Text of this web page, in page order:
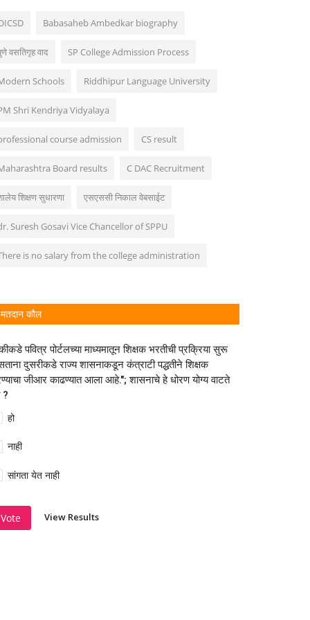
Babasaheb Ambedkar biography
वसतिगृह वाद SP College Admission Process
Schools Riddhipur Language University
Shri Kendriya Vidyalaya
course admission CS result
Board results C DAC Recruitment
शिक्षण सुधारणा एसएससी निकाल वेबसाईट
Suresh Gosavi Vice Chancellor of SPPU
is no salary from the college administration
मतदान कौल
पवित्र पोर्टलच्या माध्यमातून शिक्षक भरतीची प्रक्रिया सुरू
दुसरीकडे राज्य शासनाकडून कंत्राटी पद्धतीने शिक्षक
जीआर काढण्यात आला आहे."; शासनाचे हे धोरण योग्य वाटते
?
हो
नाही
सांगता येत नाही
Vote View Results